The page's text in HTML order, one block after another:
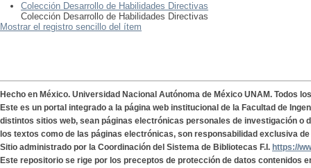
Colección Desarrollo de Habilidades Directivas
Colección Desarrollo de Habilidades Directivas
Mostrar el registro sencillo del ítem
Hecho en México. Universidad Nacional Autónoma de México UNAM. Todos
Este es un portal integrado a la página web institucional de la Facultad de
distintos sitios web, sean páginas electrónicas personales de investigación o
los textos como de las páginas electrónicas, son responsabilidad exclusiva
Sitio administrado por la Coordinación del Sistema de Bibliotecas F.I. https://
Este repositorio se rige por los preceptos de protección de datos contenidos